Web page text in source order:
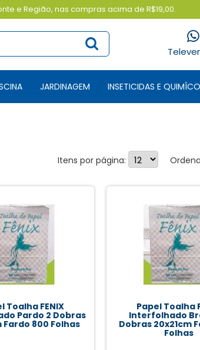
e Região, nas compras acima de R$19,00.
JARDINAGEM INSETICIDAS E
Itens por página:
Toalha FENIX
Pardo 2 Dobras
Fardo 800 Folhas
Papel Toalha
Interfolhado
Dobras 20x21cm
Folhas